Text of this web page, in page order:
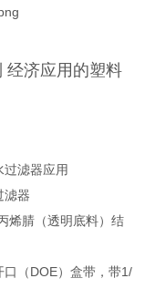
经济应用的塑料
滤器应用
滤器
烯腈（透明底料）结
口（DOE）盒带，带1/